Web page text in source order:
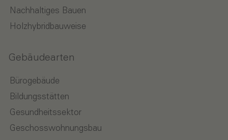
Nachhaltiges Bauen
Holzhybridbauweise
Gebäudearten
Bürogebäude
Bildungsstätten
Gesundheitssektor
Geschosswohnungsbau